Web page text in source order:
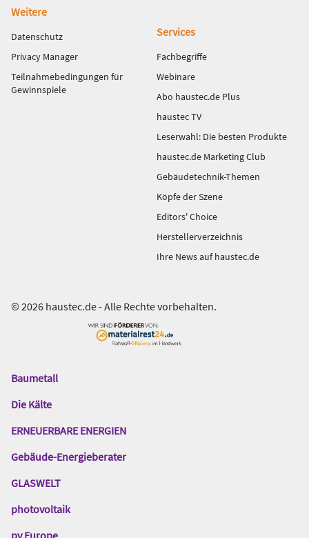
Weitere
Datenschutz
Privacy Manager
Teilnahmebedingungen für
Gewinnspiele
Services
Fachbegriffe
Webinare
Abo haustec.de Plus
haustec TV
Leserwahl: Die besten Produkte
haustec.de Marketing Club
Gebäudetechnik-Themen
Köpfe der Szene
Editors' Choice
Herstellerverzeichnis
Ihre News auf haustec.de
© 2026 haustec.de - Alle Rechte vorbehalten.
Das
Gentner
Baumetall
Die Kälte
ERNEUERBARE ENERGIEN
Gebäude-Energieberater
GLASWELT
photovoltaik
pv Europe